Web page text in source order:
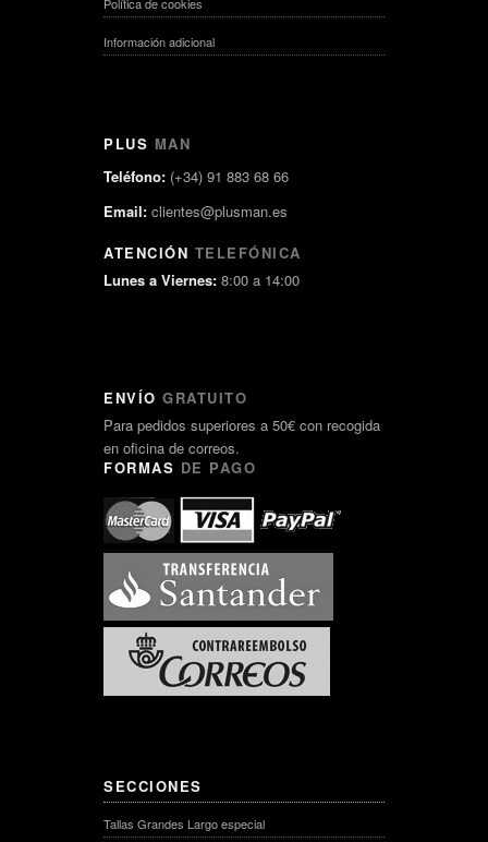
Información adicional
PLUS MAN
Teléfono: (+34) 91 883 68 66
Email: clientes@plusman.es
ATENCIÓN TELEFÓNICA
Lunes a Viernes: 8:00 a 14:00
ENVÍO GRATUITO
Para pedidos superiores a 50€ con recogida
en oficina de correos.
FORMAS DE PAGO
SECCIONES
Tallas Grandes Largo especial